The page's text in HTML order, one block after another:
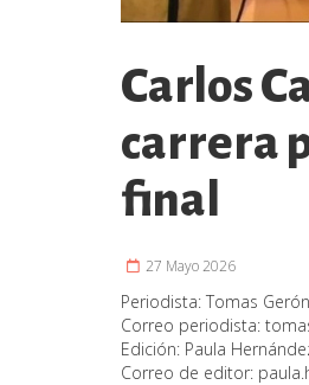
Carlos
carrera
final
27 Mayo 2026
Periodista: Tomas
Correo periodista:
Edición: Paula
Correo de editor: